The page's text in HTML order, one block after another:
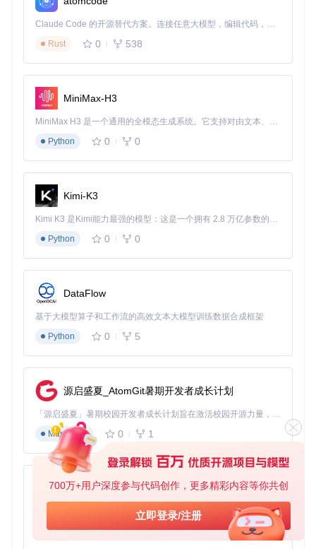
700万+用户深度参与代码创作，更多精彩内容等你共创
立即登录/注册
项目地址：
https://gitcode.com/gh_mirrors/edw/edward2
Claude Code 的开源替代方案。连接任意大模型，编辑代码，运行命令，自动验证 — 全自动执行。用 Rust 构建，极致性能。 ｜ An open-source alternative to Claude Code. Connect any LLM, edit code, run commands, and verify changes — autonomously. Built in Rust for speed. Get Started
Rust
0 538
MiniMax-H3
MiniMax H3 是一个通用的全模态生成系统。它支持对由文本、图像、视频和音频组成的多模态上下文进行统一理解，并能生成分辨率高达 2K、时长可达 15 秒的带原生立体声音频的视频。得益于面向任务泛化的系统设计，H3 在预训练阶段就已具备广泛的多模态上下文理解与生成能力，能够出色地执行复杂的多模态指令。
Python
0 0
Kimi-K3
Kimi K3 是Kimi能力最强的模型：这是一个拥有 2.8 万亿参数的混合专家（MoE）模型，具备原生视觉理解能力，并支持 100 万 token 的上下文窗口。
Python
0 0
DataFlow
基于大模型算子和工作流的高效文本大模型训练数据合成框架
Python
0 5
源启盛夏_AtomGit暑期开发者成长计划
「源启盛夏」暑期校园开发者成长计划旨在激活校园开源力量，通过积分激励、认证扶持、资源倾斜等形式，引导高校组织和开发者完成「入驻 — 建项目 — 做贡献 — 获认证 — 得资源」的完整闭环。无论你是想带领社团入驻平台的组织者，还是希望用代码贡献证明自己的开发者，都能在这里找到属于你的成长路径。
Markdown
0 1
py-xiaozhi
基于Python的Xiaozhi AI，适用于想要完整Xiaozhi体验而无需拥有专用硬件的用户。
Python
0 1